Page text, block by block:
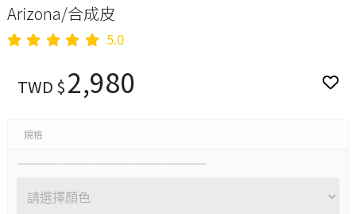
Arizona/合成皮
5.0
TWD $2,980
規格